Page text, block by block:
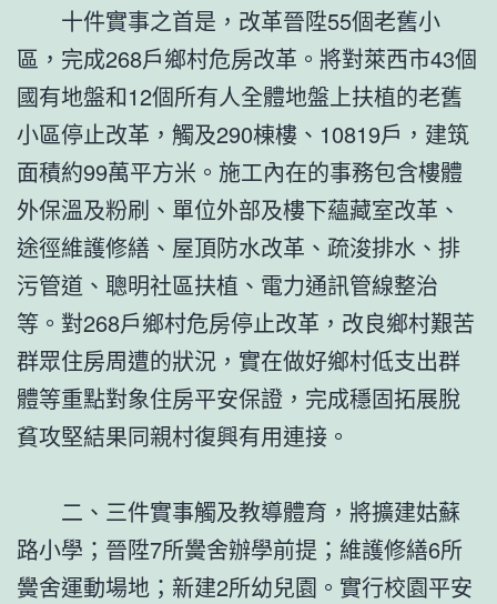
十件實事之首是，改革晉陞55個老舊小
區，完成268戶鄉村危房改革。將對萊西市43個
國有地盤和12個所有人全體地盤上扶植的老舊
小區停止改革，觸及290棟樓、10819戶，建筑
面積約99萬平方米。施工內在的事務包含樓體
外保溫及粉刷、單位外部及樓下蘊藏室改革、
途徑維護修繕、屋頂防水改革、疏浚排水、排
污管道、聰明社區扶植、電力通訊管線整治
等。對268戶鄉村危房停止改革，改良鄉村艱苦
群眾住房周遭的狀況，實在做好鄉村低支出群
體等重點對象住房平安保證，完成穩固拓展脫
貧攻堅結果同親村復興有用連接。
二、三件實事觸及教導體育，將擴建姑蘇
路小學；晉陞7所黌舍辦學前提；維護修繕6所
黌舍運動場地；新建2所幼兒園。實行校園平安